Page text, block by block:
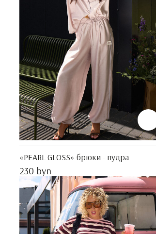
«PEARL GLOSS» брюки - пудра
230 byn